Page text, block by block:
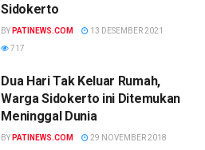
Sidokerto
BY PATINEWS.COM
13 DESEMBER 2021
717
Dua Hari Tak Keluar Rumah,
Warga Sidokerto ini Ditemukan
Meninggal Dunia
BY PATINEWS.COM
29 NOVEMBER 2018